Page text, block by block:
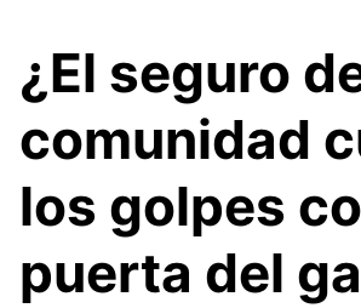
¿El seguro
comunidad
los golpes
puerta del